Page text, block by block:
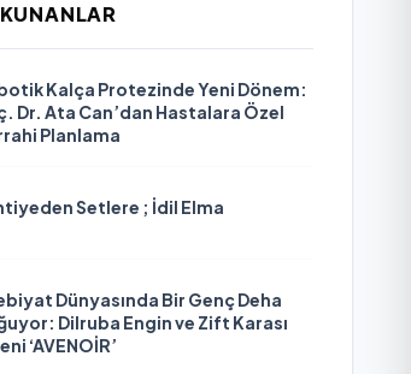
Kalça Protezinde Yeni Dönem:
Dr. Ata Can’dan Hastalara Özel
Planlama
Setlere ; İdil Elma
Dünyasında Bir Genç Deha
Dilruba Engin ve Zift Karası
‘AVENOİR’